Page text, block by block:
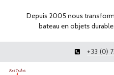
+33 (0)
Depuis 2005 nous
bateau en objets